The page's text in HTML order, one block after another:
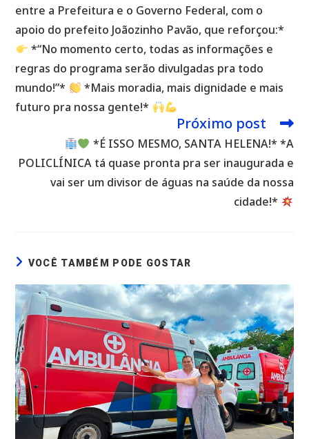
entre a Prefeitura e o Governo Federal, com o
apoio do prefeito Joãozinho Pavão, que reforçou:*
*“No momento certo, todas as informações e
regras do programa serão divulgadas pra todo
mundo!”*
*Mais moradia, mais dignidade e mais
futuro pra nossa gente!*
Próximo post
*É ISSO MESMO, SANTA HELENA!* *A
POLICLÍNICA tá quase pronta pra ser inaugurada e
vai ser um divisor de águas na saúde da nossa
cidade!*
VOCÊ TAMBÉM PODE GOSTAR